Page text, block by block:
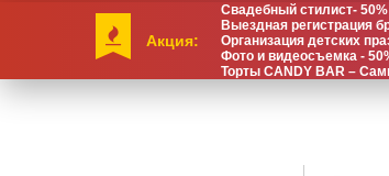
Акция:
Свадебный стилист- 50%
Выездная регистрация
Организация детских
Фото и видеосъемка -
Торты CANDY BAR –